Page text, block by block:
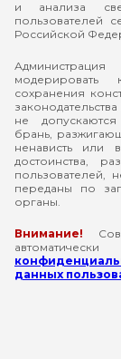
и анализа
пользователей
Российской
модерировать
сохранения
не
брань,
ненависть или
достоинства,
пользователей,
переданы по
органы.
Внимание!
данных